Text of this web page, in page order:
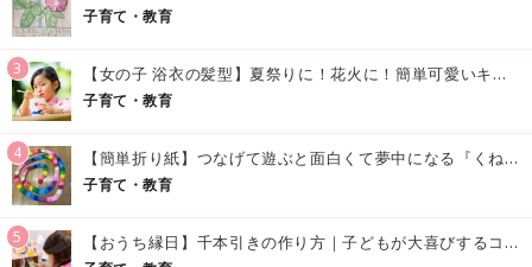
子育て・教育
3 【女の子 浴衣の髪型】夏祭りに！花火に！簡単可愛いキッズの浴衣ヘアアレンジまとめ
子育て・教育
4 【簡単折り紙】つなげて遊ぶと面白くて夢中になる『くねくねへびさんの作り方』
子育て・教育
5 【おうち縁日】千本引きの作り方｜子どもが大喜びするコツやアイデア♪